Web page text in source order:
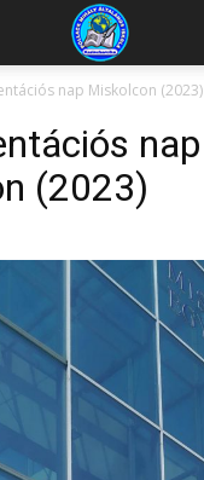
nap Miskolcon (2023)
nap
(2023)